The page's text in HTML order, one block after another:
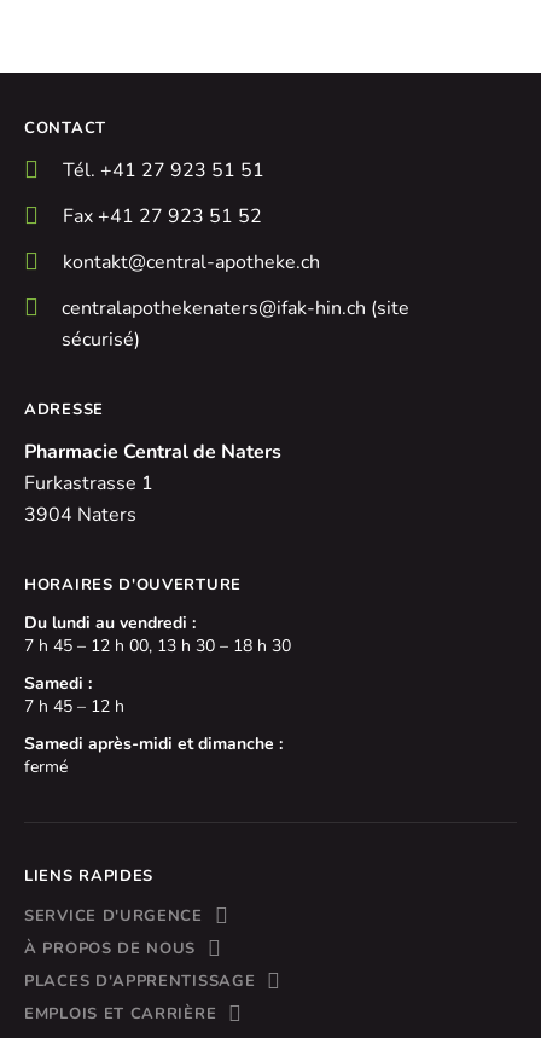
CONTACT
Tél. +41 27 923 51 51
Fax +41 27 923 51 52
kontakt@central-apotheke.ch
centralapothekenaters@ifak-hin.ch (site
sécurisé)
ADRESSE
Pharmacie Central de Naters
Furkastrasse 1
3904 Naters
HORAIRES D'OUVERTURE
Du lundi au vendredi :
7 h 45 – 12 h 00, 13 h 30 – 18 h 30
Samedi :
7 h 45 – 12 h
Samedi après-midi et dimanche :
fermé
LIENS RAPIDES
SERVICE D'URGENCE
À PROPOS DE NOUS
PLACES D'APPRENTISSAGE
EMPLOIS ET CARRIÈRE